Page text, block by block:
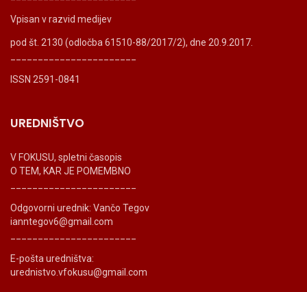
Vpisan v razvid medijev
pod št. 2130 (odločba 61510-88/2017/2), dne 20.9.2017.
ISSN 2591-0841
UREDNIŠTVO
V FOKUSU, spletni časopis
O TEM, KAR JE POMEMBNO
Odgovorni urednik: Vančo Tegov
ianntegov6@gmail.com
E-pošta uredništva:
urednistvo.vfokusu@gmail.com